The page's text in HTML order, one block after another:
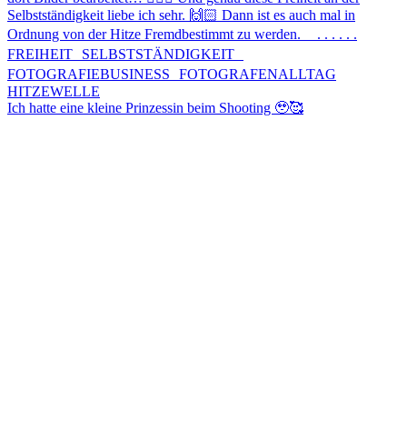
Ich hatte eine kleine Prinzessin beim Shooting 🥹🥰